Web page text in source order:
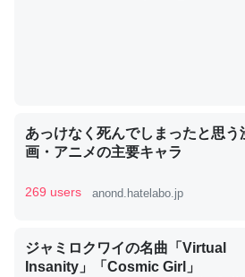
─ニュース :: 【研究発表】昆虫学の大問題
論文では「淡水はカルシウムも酸素
利だから両方が拮抗してるのでは」
いる鋏角類（カブトガニ・ウミグモ
ずキチンを強化してる筈だが、酵素
いのか」に関する新仮説
あっけなく死んでしまったと思う
画・アニメの主要キャラ
269 users anond.hatelabo.jp
ジャミロクワイの名曲「Virtual
Insanity」「Cosmic Girl」